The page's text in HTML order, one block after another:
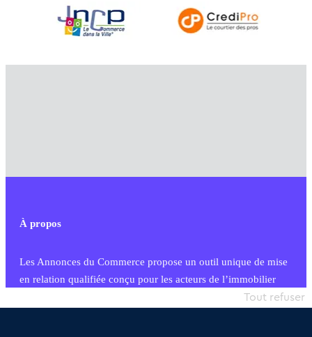
À propos
Les Annonces du Commerce propose un outil unique de mise
en relation qualifiée conçu pour les acteurs de l’immobilier
commercial et les collectivités territoriales, simple et intégrant
Tout refuser